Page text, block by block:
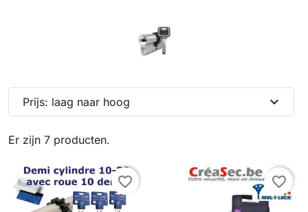
Er zijn 7 producten.
Prijs: laag naar hoog expand_more
favorite_border favorite_border